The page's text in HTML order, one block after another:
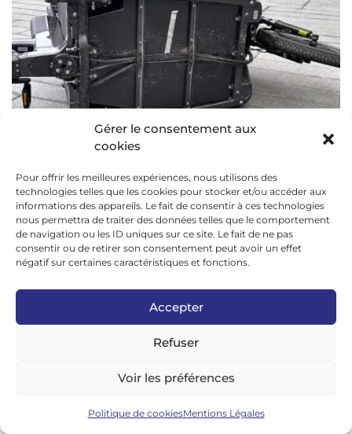
Gérer le consentement aux
cookies
Pour offrir les meilleures expériences, nous utilisons des
technologies telles que les cookies pour stocker et/ou accéder aux
informations des appareils. Le fait de consentir à ces technologies
nous permettra de traiter des données telles que le comportement
de navigation ou les ID uniques sur ce site. Le fait de ne pas
consentir ou de retirer son consentement peut avoir un effet
négatif sur certaines caractéristiques et fonctions.
Accepter
Refuser
Voir les préférences
Politique de cookiesMentions Légales
Le pari est réussi pour Trek puisque malgré son
embonpoint, le Fetch+ 4 reste particulièrement
maniable et agréable à conduire. En revanche, il
manque de vivacité, mais on pouvait clairement
s’en douter avec sa position droite, son guidon haut
direction utilise quatre câbles; deux de chaque côté,
un câble principal et un câble de secours.